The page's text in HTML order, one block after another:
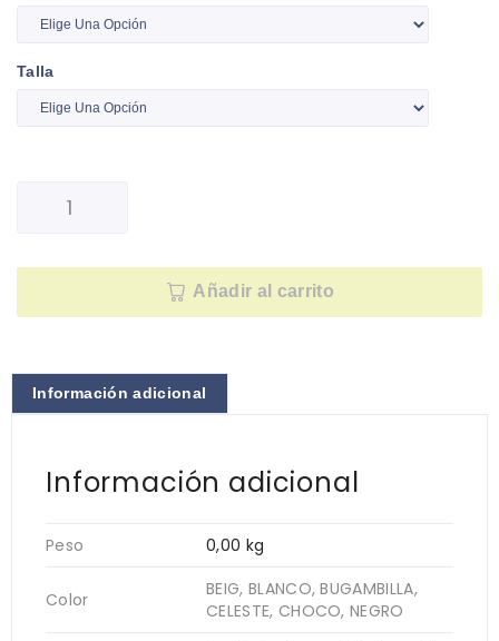
Talla
Añadir al carrito
Información adicional
Información adicional
Peso 0,00 kg
Color
BEIG, BLANCO, BUGAMBILLA,
CELESTE, CHOCO, NEGRO